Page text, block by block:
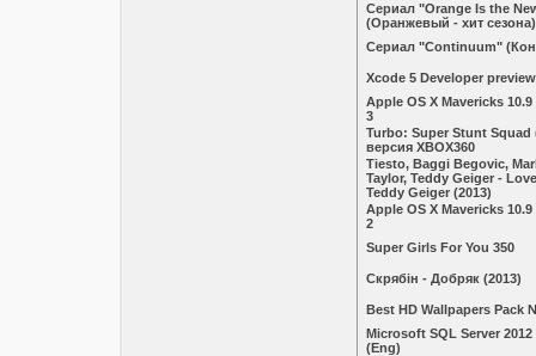
Сериал "Orange Is the
(Оранжевый - хит сезона)
Сериал "Continuum"
Xcode 5 Developer
Apple OS X Mavericks
3
Turbo: Super Stunt Squad
версия XBOX360
Tiesto, Baggi Begovic,
Taylor, Teddy Geiger -
Teddy Geiger (2013)
Apple OS X Mavericks
2
Super Girls For You 350
Скрябін - Добряк (2013)
Best HD Wallpapers Pack
Microsoft SQL Server
(Eng)